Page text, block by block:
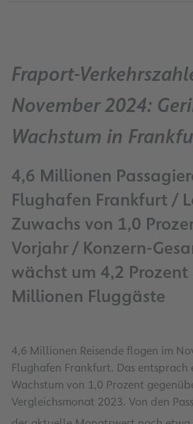
Fraport-
November 2024:
Wachstum in
4,6 Millionen
Flughafen Frankfurt /
Zuwachs von 1,0
Vorjahr / Konzern-
wächst um 4,2
Millionen Fluggäste
4,6 Millionen Reisende flogen im
Flughafen Frankfurt. Das entsprach
Wachstum von 1,0 Prozent
Vergleichsmonat 2023. Von den